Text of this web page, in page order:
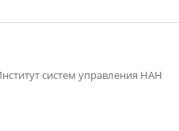
систем управления НАН